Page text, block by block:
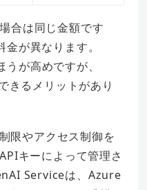
合は同じ金額です
が異なります。
が高めですが、
きるメリットがあり
限やアクセス制御を
キーによって管理さ
Serviceは、Azure